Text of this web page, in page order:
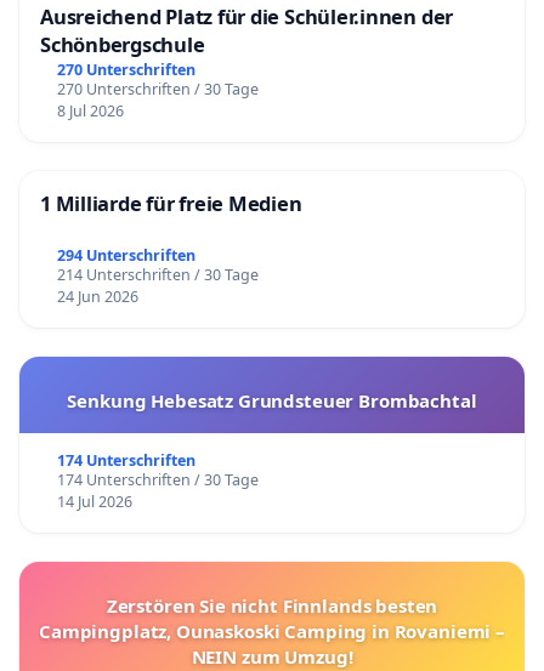
Ausreichend Platz für die Schüler.innen der
Schönbergschule
270 Unterschriften
270 Unterschriften / 30 Tage
8 Jul 2026
1 Milliarde für freie Medien
294 Unterschriften
214 Unterschriften / 30 Tage
24 Jun 2026
Senkung Hebesatz Grundsteuer Brombachtal
174 Unterschriften
174 Unterschriften / 30 Tage
14 Jul 2026
Zerstören Sie nicht Finnlands besten
Campingplatz, Ounaskoski Camping in Rovaniemi –
NEIN zum Umzug!